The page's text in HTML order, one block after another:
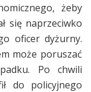
żeby
się naprzeciwko
oficer dyżurny.
może poruszać
Po chwili
do policyjnego